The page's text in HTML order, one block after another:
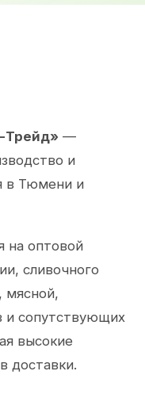
Трейд» —
и
в Тюмени и
на оптовой
сливочного
мясной,
и сопутствующих
высокие
доставки.